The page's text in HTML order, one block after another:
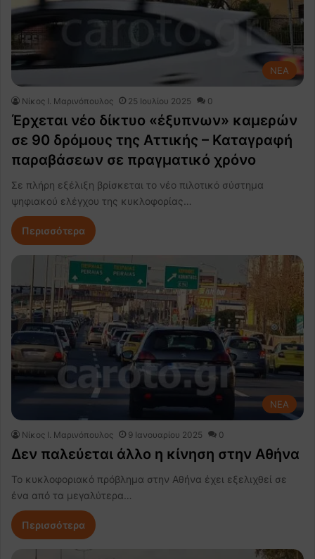
NEA
Nίκος Ι. Mαρινόπουλος 25 Ιουλίου 2025 0
Έρχεται νέο δίκτυο «έξυπνων» καμερών
σε 90 δρόμους της Αττικής – Καταγραφή
παραβάσεων σε πραγματικό χρόνο
Σε πλήρη εξέλιξη βρίσκεται το νέο πιλοτικό σύστημα
ψηφιακού ελέγχου της κυκλοφορίας…
Περισσότερα
NEA
Nίκος Ι. Mαρινόπουλος 9 Ιανουαρίου 2025 0
Δεν παλεύεται άλλο η κίνηση στην Αθήνα
Το κυκλοφοριακό πρόβλημα στην Αθήνα έχει εξελιχθεί σε
ένα από τα μεγαλύτερα…
Περισσότερα